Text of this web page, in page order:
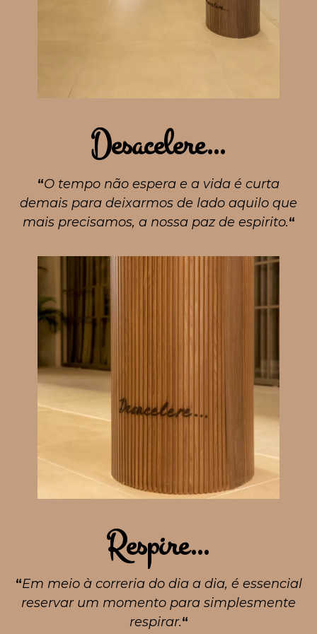
Desacelere…
“O tempo não espera e a vida é curta
demais para deixarmos de lado aquilo que
mais precisamos, a nossa paz de espirito.“
Respire…
“Em meio à correria do dia a dia, é essencial
reservar um momento para simplesmente
respirar.“